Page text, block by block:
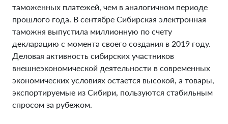
таможенных платежей, чем в аналогичном периоде
прошлого года. В сентябре Сибирская электронная
таможня выпустила миллионную по счету
декларацию с момента своего создания в 2019 году.
Деловая активность сибирских участников
внешнеэкономической деятельности в современных
экономических условиях остается высокой, а товары,
экспортируемые из Сибири, пользуются стабильным
спросом за рубежом.